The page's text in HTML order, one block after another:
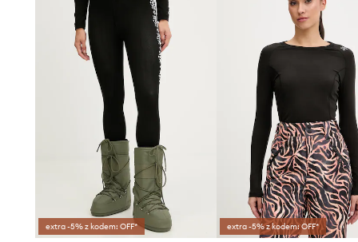
extra -5% z kodem: OFF* extra -5% z kodem: OFF*